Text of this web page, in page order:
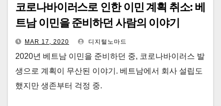
코로나바이러스로 인한 이민 계획 취소: 베
트남 이민을 준비하던 사람의 이야기
MAR 17, 2020 디지털노마드
2020년 베트남 이민을 준비하던 중, 코로나바이러스 발
생으로 계획이 무산된 이야기. 베트남에서 회사 설립도
했지만 생존부터 걱정 중.